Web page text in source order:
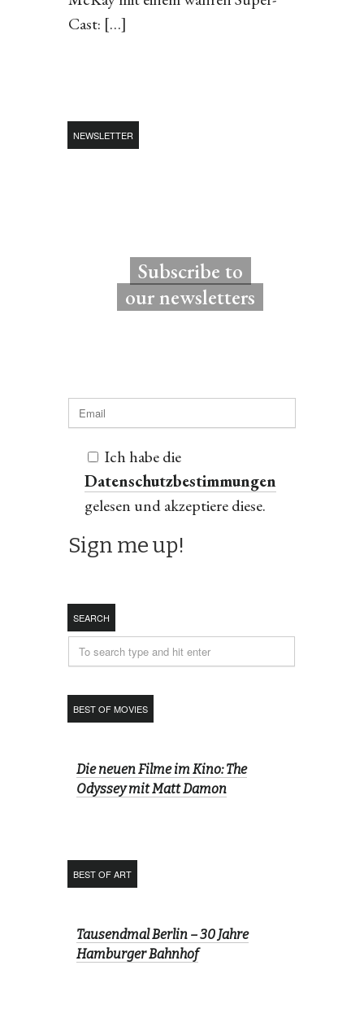
Cast: […]
NEWSLETTER
Subscribe to
our newsletters
Ich habe die
Datenschutzbestimmungen
gelesen und akzeptiere diese.
SEARCH
BEST OF MOVIES
Die neuen Filme im Kino: The
Odyssey mit Matt Damon
BEST OF ART
Tausendmal Berlin – 30 Jahre
Hamburger Bahnhof